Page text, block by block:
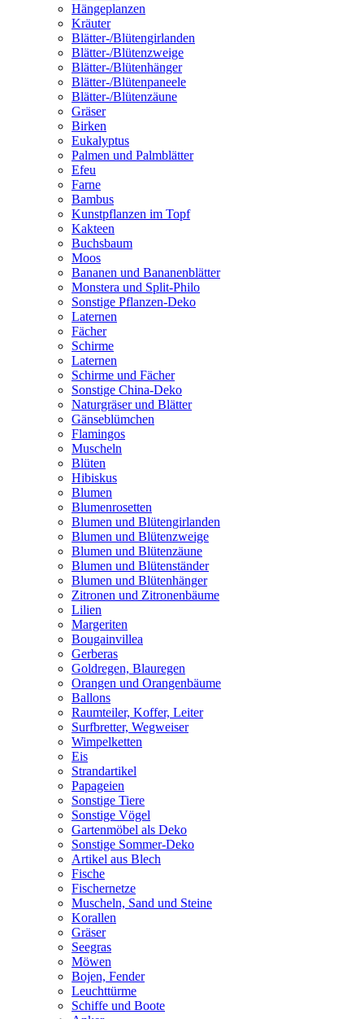
Hängeplanzen
Kräuter
Blätter-/Blütengirlanden
Blätter-/Blütenzweige
Blätter-/Blütenhänger
Blätter-/Blütenpaneele
Blätter-/Blütenzäune
Gräser
Birken
Eukalyptus
Palmen und Palmblätter
Efeu
Farne
Bambus
Kunstpflanzen im Topf
Kakteen
Buchsbaum
Moos
Bananen und Bananenblätter
Monstera und Split-Philo
Sonstige Pflanzen-Deko
Laternen
Fächer
Schirme
Laternen
Schirme und Fächer
Sonstige China-Deko
Naturgräser und Blätter
Gänseblümchen
Flamingos
Muscheln
Blüten
Hibiskus
Blumen
Blumenrosetten
Blumen und Blütengirlanden
Blumen und Blütenzweige
Blumen und Blütenzäune
Blumen und Blütenständer
Blumen und Blütenhänger
Zitronen und Zitronenbäume
Lilien
Margeriten
Bougainvillea
Gerberas
Goldregen, Blauregen
Orangen und Orangenbäume
Ballons
Raumteiler, Koffer, Leiter
Surfbretter, Wegweiser
Wimpelketten
Eis
Strandartikel
Papageien
Sonstige Tiere
Sonstige Vögel
Gartenmöbel als Deko
Sonstige Sommer-Deko
Artikel aus Blech
Fische
Fischernetze
Muscheln, Sand und Steine
Korallen
Gräser
Seegras
Möwen
Bojen, Fender
Leuchttürme
Schiffe und Boote